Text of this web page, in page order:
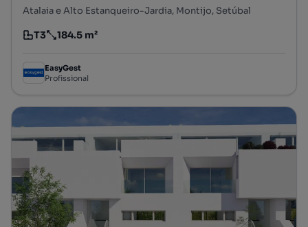
Atalaia e Alto Estanqueiro-Jardia, Montijo, Setúbal
Tipologia
T3
Preço por metro quadrado
184.5 m²
EasyGest
Profissional